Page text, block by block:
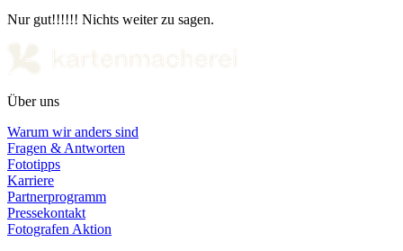
Nur gut!!!!!! Nichts weiter zu sagen.
Über uns
Warum wir anders sind
Fragen & Antworten
Fototipps
Karriere
Partnerprogramm
Pressekontakt
Fotografen Aktion